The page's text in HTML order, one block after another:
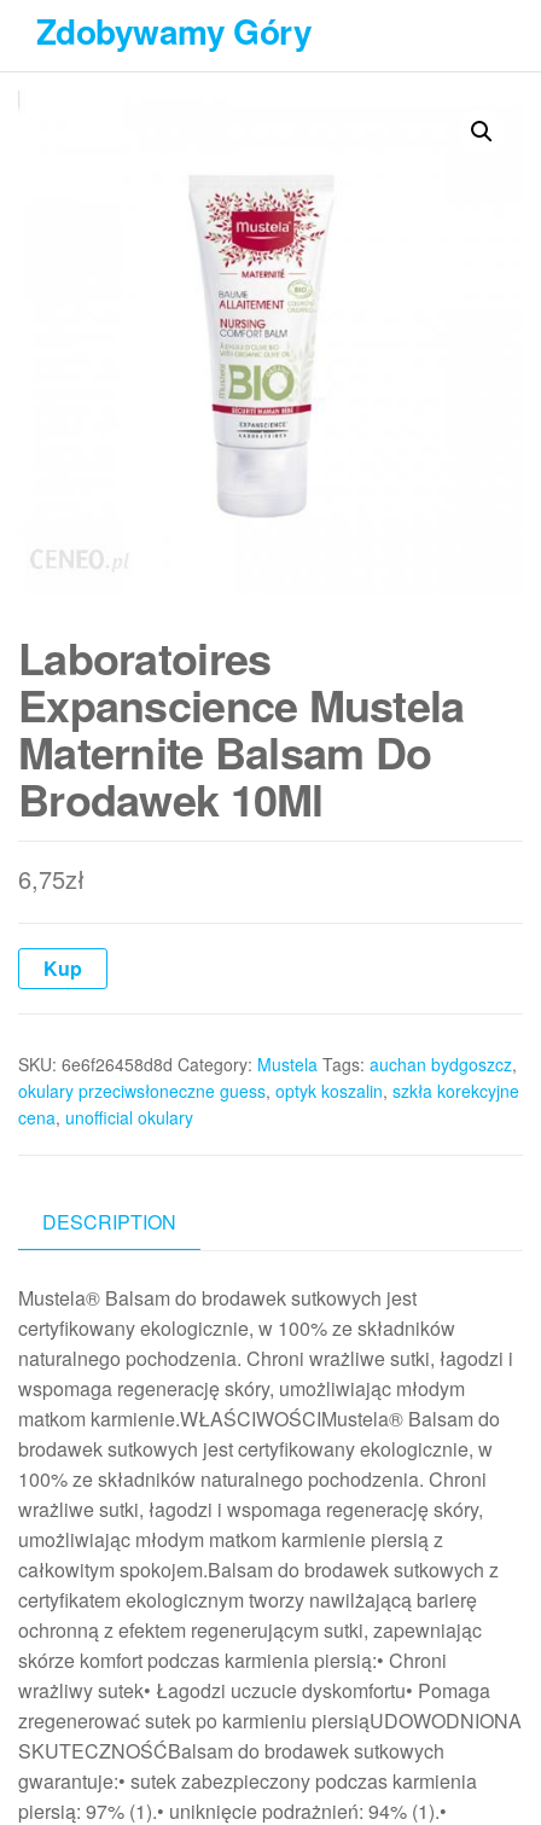
Przejdź
treści
Zdobywamy Góry
Laboratoires
Expanscience Mustela
Maternite Balsam Do
Brodawek 10Ml
6,75zł
Kup
SKU: 6e6f26458d8d Category: Mustela Tags: auchan bydgoszcz,
okulary przeciwsłoneczne guess, optyk koszalin, szkła korekcyjne
cena, unofficial okulary
DESCRIPTION
Mustela® Balsam do brodawek sutkowych jest
certyfikowany ekologicznie, w 100% ze składników
naturalnego pochodzenia. Chroni wrażliwe sutki, łagodzi i
wspomaga regenerację skóry, umożliwiając młodym
matkom karmienie.WŁAŚCIWOŚCIMustela® Balsam do
brodawek sutkowych jest certyfikowany ekologicznie, w
100% ze składników naturalnego pochodzenia. Chroni
wrażliwe sutki, łagodzi i wspomaga regenerację skóry,
umożliwiając młodym matkom karmienie piersią z
całkowitym spokojem.Balsam do brodawek sutkowych z
certyfikatem ekologicznym tworzy nawilżającą barierę
ochronną z efektem regenerującym sutki, zapewniając
skórze komfort podczas karmienia piersią:• Chroni
wrażliwy sutek• Łagodzi uczucie dyskomfortu• Pomaga
zregenerować sutek po karmieniu piersiąUDOWODNIONA
SKUTECZNOŚĆBalsam do brodawek sutkowych
gwarantuje:• sutek zabezpieczony podczas karmienia
piersią: 97% (1).• uniknięcie podrażnień: 94% (1).•